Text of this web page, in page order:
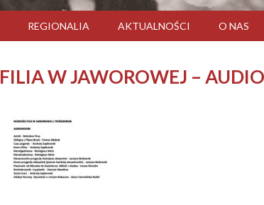
REGIONALIA AKTUALNOŚCI O NAS
FILIA W JAWOROWEJ –